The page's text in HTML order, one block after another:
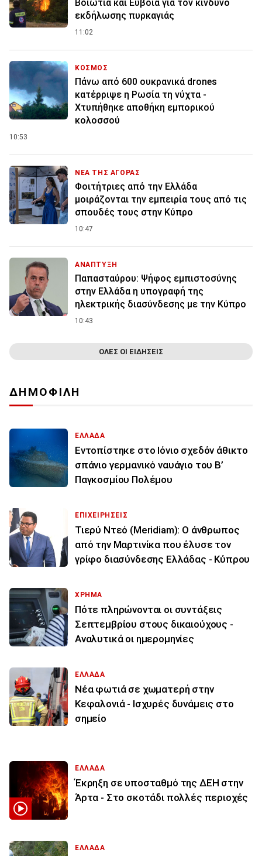
Βοιωτία και Εύβοια για τον κίνδυνο
εκδήλωσης πυρκαγιάς
11:02
ΚΟΣΜΟΣ
Πάνω από 600 ουκρανικά drones
κατέρριψε η Ρωσία τη νύχτα -
Χτυπήθηκε αποθήκη εμπορικού
κολοσσού
10:53
ΝΕΑ ΤΗΣ ΑΓΟΡΑΣ
Φοιτήτριες από την Ελλάδα
μοιράζονται την εμπειρία τους από τις
σπουδές τους στην Κύπρο
10:47
ΑΝΑΠΤΥΞΗ
Παπασταύρου: Ψήφος εμπιστοσύνης
στην Ελλάδα η υπογραφή της
ηλεκτρικής διασύνδεσης με την Κύπρο
10:43
ΟΛΕΣ ΟΙ ΕΙΔΗΣΕΙΣ
ΔΗΜΟΦΙΛΗ
ΕΛΛΑΔΑ
Εντοπίστηκε στο Ιόνιο σχεδόν άθικτο
σπάνιο γερμανικό ναυάγιο του Β’
Παγκοσμίου Πολέμου
ΕΠΙΧΕΙΡΗΣΕΙΣ
Τιερύ Ντεό (Meridiam): Ο άνθρωπος
από την Μαρτινίκα που έλυσε τον
γρίφο διασύνδεσης Ελλάδας - Κύπρου
ΧΡΗΜΑ
Πότε πληρώνονται οι συντάξεις
Σεπτεμβρίου στους δικαιούχους -
Αναλυτικά οι ημερομηνίες
ΕΛΛΑΔΑ
Νέα φωτιά σε χωματερή στην
Κεφαλονιά - Ισχυρές δυνάμεις στο
σημείο
ΕΛΛΑΔΑ
Έκρηξη σε υποσταθμό της ΔΕΗ στην
Άρτα - Στο σκοτάδι πολλές περιοχές
ΕΛΛΑΔΑ